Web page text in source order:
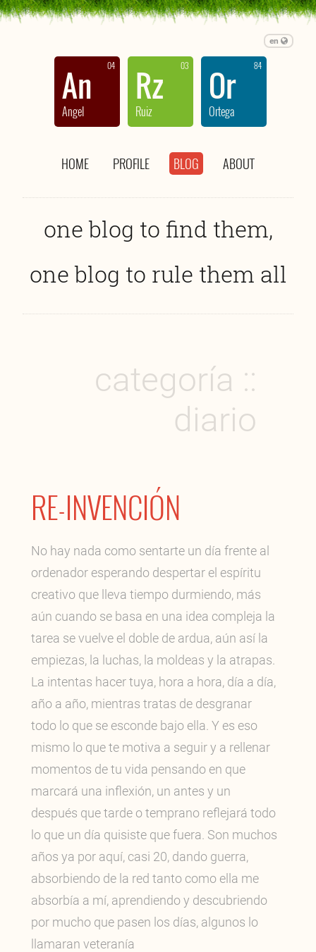
en
04
An
Angel
03
Rz
Ruiz
84
Or
Ortega
HOME PROFILE BLOG ABOUT
one blog to find them,
one blog to rule them all
categoría ::
diario
RE-INVENCIÓN
No hay nada como sentarte un día frente al
ordenador esperando despertar el espíritu
creativo que lleva tiempo durmiendo, más
aún cuando se basa en una idea compleja la
tarea se vuelve el doble de ardua, aún así la
empiezas, la luchas, la moldeas y la atrapas.
La intentas hacer tuya, hora a hora, día a día,
año a año, mientras tratas de desgranar
todo lo que se esconde bajo ella. Y es eso
mismo lo que te motiva a seguir y a rellenar
momentos de tu vida pensando en que
marcará una inflexión, un antes y un
después que tarde o temprano reflejará todo
lo que un día quisiste que fuera. Son muchos
años ya por aquí, casi 20, dando guerra,
absorbiendo de la red tanto como ella me
absorbía a mí, aprendiendo y descubriendo
por mucho que pasen los días, algunos lo
llamaran veteranía